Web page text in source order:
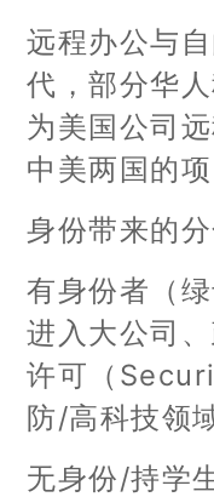
远程办公与
代，部分华
为美国公司
中美两国的
身份带来的分
有身份者（
进入大公司
许可（
防/高科技领
无身份/持学